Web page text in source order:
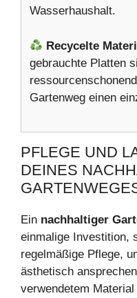
Wasserhaushalt.
Recycelte
gebrauchte Platten
Gartenweg einen
PFLEGE UND
DEINES
Ein nachhaltiger
einmalige Investition,
regelmäßige Pflege,
ästhetisch
verwendetem